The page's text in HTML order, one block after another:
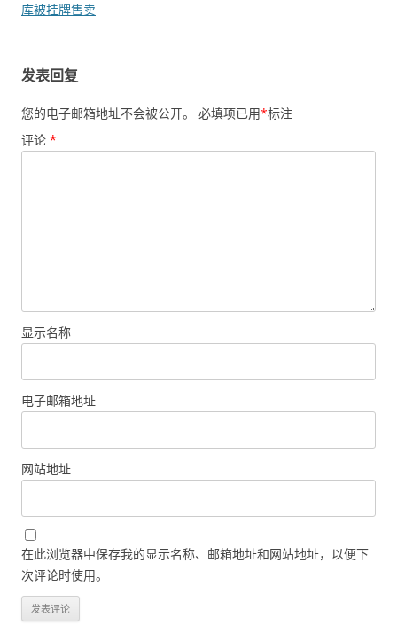
库被挂牌售卖
发表回复
您的电子邮箱地址不会被公开。 必填项已用*标注
评论 *
显示名称
电子邮箱地址
网站地址
在此浏览器中保存我的显示名称、邮箱地址和网站地址，以便下
次评论时使用。